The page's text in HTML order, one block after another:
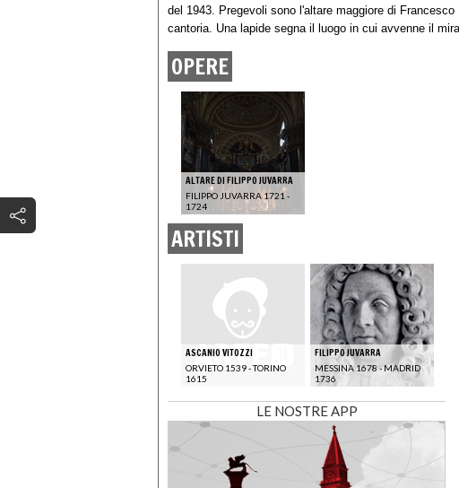
del 1943. Pregevoli sono l'altare maggiore di
cantoria. Una lapide segna il luogo in cui avvenne il
OPERE
ALTARE DI FILIPPO JUVARRA
FILIPPO JUVARRA 1721 -
1724
ARTISTI
ASCANIO VITOZZI
ORVIETO 1539 - TORINO
1615
FILIPPO JUVARRA
MESSINA 1678 - MADRID
1736
LE NOSTRE APP